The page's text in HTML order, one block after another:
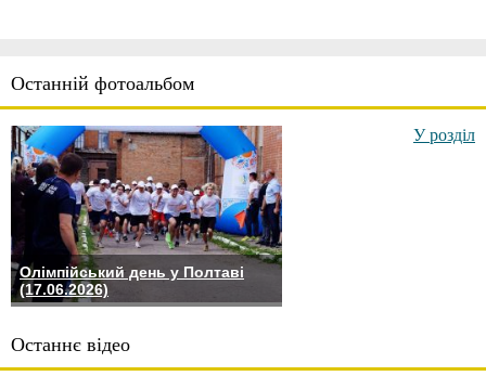
Останній фотоальбом
Олімпійський день у Полтаві
(17.06.2026)
У розділ
Останнє відео